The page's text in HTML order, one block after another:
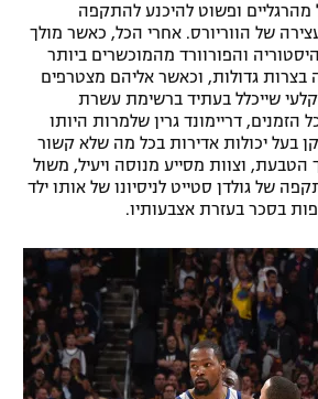
מהרגליים ופשוט להיכנע להתקפה
של הווריורס. אחרי הכל, כאשר מולך
והפורוורד מהמוכשרים ביותר
גדולות, וכאשר אליהם מצטרפים
קלעי שייכלל בעתיד ברשימת עשרת
הזמנים, דריימונד גרין שלמרות היותו
בעל יכולות אדירות בכל מה שלא קשור
וצוות מסייע מנוסה ויעיל, משול
של גולדן סטייט לניסיונו של אותו ילד
בסכר בעזרת אצבעותיו.